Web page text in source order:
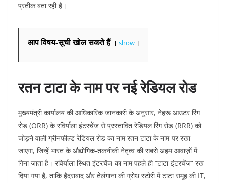
प्रतीक बता रही है।​
आप विषय-सूची खोल सकते हैं show
रतन टाटा के नाम पर नई रेडियल रोड
मुख्यमंत्री कार्यालय की आधिकारिक जानकारी के अनुसार, नेहरू आउटर रिंग
रोड (ORR) के रविर्याला इंटरचेंज से प्रस्तावित रेडियल रिंग रोड (RRR) को
जोड़ने वाली ग्रीनफील्ड रेडियल रोड का नाम रतन टाटा के नाम पर रखा
जाएगा, जिन्हें भारत के औद्योगिक‑तकनीकी नेतृत्व की सबसे अहम आवाज़ों में
गिना जाता है। रविर्याला स्थित इंटरचेंज का नाम पहले ही “टाटा इंटरचेंज” रख
दिया गया है, ताकि हैदराबाद और तेलंगाना की ग्रोथ स्टोरी में टाटा समूह की IT,